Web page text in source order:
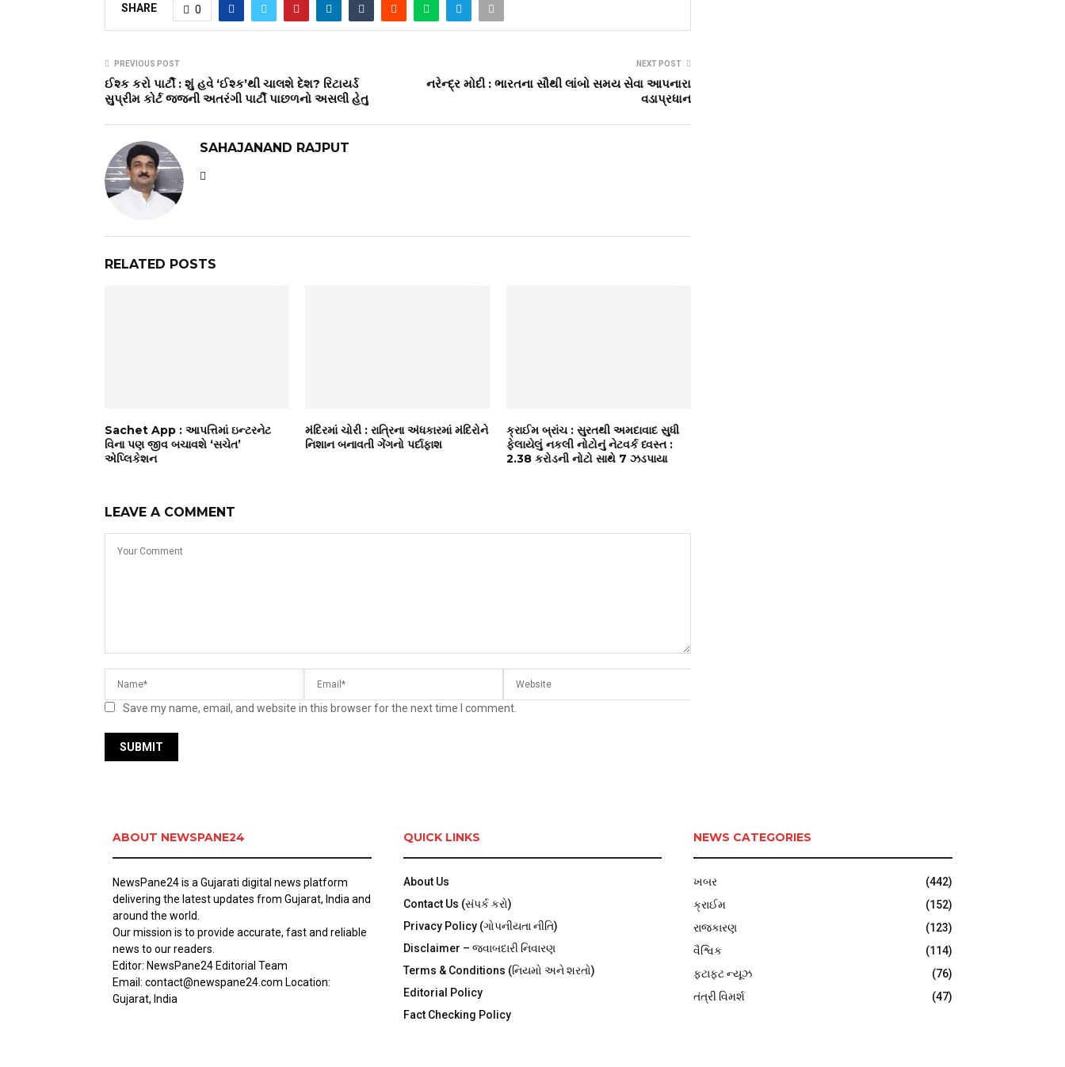
SHARE 0
PREVIOUS POST
ઈશ્ક કરો પાર્ટી : શું હવે ‘ઈશ્ક’થી ચાલશે દેશ? રિટાયર્ડ
સુપ્રીમ કોર્ટ જજની અતરંગી પાર્ટી પાછળનો અસલી હેતુ
NEXT POST
નરેન્દ્ર મોદી : ભારતના સૌથી લાંબો સમય સેવા આપનારા
વડાપ્રધાન
SAHAJANAND RAJPUT
RELATED POSTS
Sachet App : આપત્તિમાં ઇન્ટરનેટ
વિના પણ જીવ બચાવશે ‘સચેત’
એપ્લિકેશન
મંદિરમાં ચોરી : રાત્રિના અંધકારમાં મંદિરોને
નિશાન બનાવતી ગેંગનો પર્દાફાશ
ક્રાઈમ બ્રાંચ : સુરતથી અમદાવાદ સુધી
ફેલાયેલું નકલી નોટોનું નેટવર્ક ધ્વસ્ત :
₹2.38 કરોડની નોટો સાથે 7 ઝડપાયા
LEAVE A COMMENT
Save my name, email, and website in this browser for the next time I comment.
ABOUT NEWSPANE24
NewsPane24 is a Gujarati digital news platform
delivering the latest updates from Gujarat, India and
around the world.
Our mission is to provide accurate, fast and reliable
news to our readers.
Editor: NewsPane24 Editorial Team
Email: contact@newspane24.com Location:
Gujarat, India
QUICK LINKS
About Us
Contact Us (સંપર્ક કરો)
Privacy Policy (ગોપનીયતા નીતિ)
Disclaimer – જવાબદારી નિવારણ
Terms & Conditions (નિયમો અને શરતો)
Editorial Policy
Fact Checking Policy
NEWS CATEGORIES
ખબર
(442)
ક્રાઈમ
(152)
રાજકારણ
(123)
વૈશ્વિક
(114)
ફટાફટ ન્યૂઝ
(76)
તંત્રી વિમર્શ
(47)